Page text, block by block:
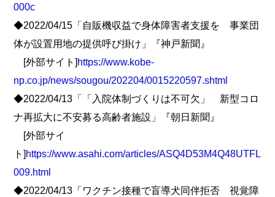
000c
◆2022/04/15「自販機収益で身体障害者支援を 事業団
体が設置用地の提供呼び掛け」『神戸新聞』
[外部サイト] https://www.kobe-
np.co.jp/news/sougou/202204/0015220597.shtml
◆2022/04/13「「入院体制づくりは不可欠」 新型コロ
ナ再拡大に不安募る高齢者施設」『朝日新聞』
[外部サイ
ト] https://www.asahi.com/articles/ASQ4D53M4Q48UTFL
009.html
◆2022/04/13「ワクチン接種で盲導犬同伴拒否 視覚障